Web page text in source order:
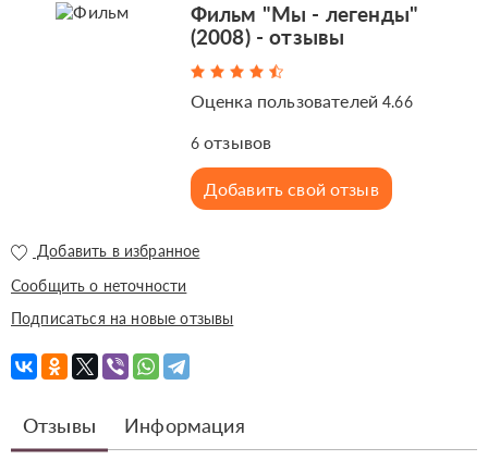
Фильм "Мы - легенды"
(2008) - отзывы
Оценка пользователей4.66
6отзывов
Добавить свой отзыв
Добавить в избранное
Сообщить о неточности
Подписаться на новые отзывы
Отзывы Информация